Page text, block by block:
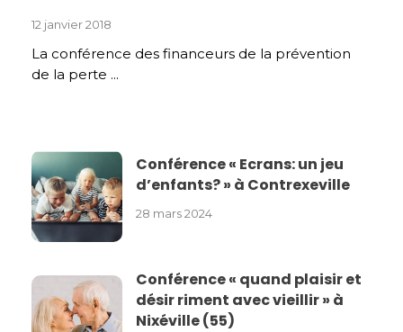
12 janvier 2018
La conférence des financeurs de la prévention
de la perte ...
Conférence « Ecrans: un jeu
d’enfants? » à Contrexeville
28 mars 2024
Conférence « quand plaisir et
désir riment avec vieillir » à
Nixéville (55)